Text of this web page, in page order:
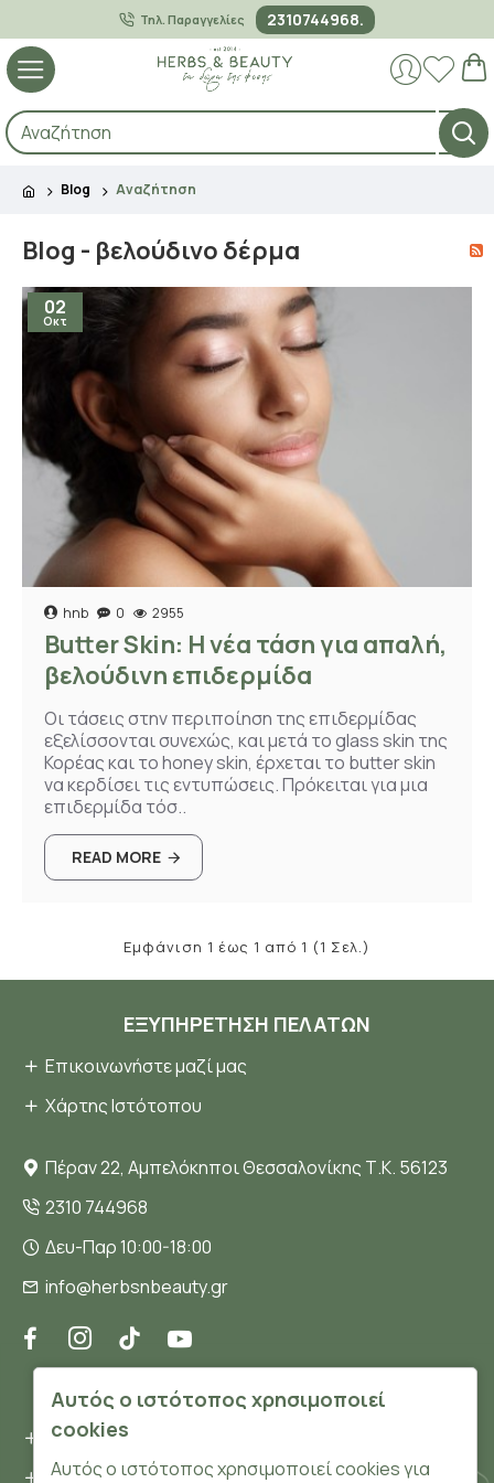
Τηλ. Παραγγελίες 2310744968.
Blog Αναζήτηση
Blog - βελούδινο δέρμα
02
Οκτ
hnb 0 2955
Butter Skin: Η νέα τάση για απαλή,
βελούδινη επιδερμίδα
Οι τάσεις στην περιποίηση της επιδερμίδας
εξελίσσονται συνεχώς, και μετά το glass skin της
Κορέας και το honey skin, έρχεται το butter skin
να κερδίσει τις εντυπώσεις. Πρόκειται για μια
επιδερμίδα τόσ..
READ MORE
Εμφάνιση 1 έως 1 από 1 (1 Σελ.)
ΕΞΥΠΗΡΈΤΗΣΗ ΠΕΛΑΤΏΝ
Επικοινωνήστε μαζί μας
Χάρτης Ιστότοπου
Πέραν 22, Αμπελόκηποι Θεσσαλονίκης Τ.Κ. 56123
2310 744968
Δευ-Παρ 10:00-18:00
info@herbsnbeauty.gr
ΠΛΗΡΟΦΟΡΊΕΣ
Όροι και συνθήκες
Προσωπικά δεδομένα
Αυτός ο ιστότοπος χρησιμοποιεί
cookies
Αυτός ο ιστότοπος χρησιμοποιεί cookies για